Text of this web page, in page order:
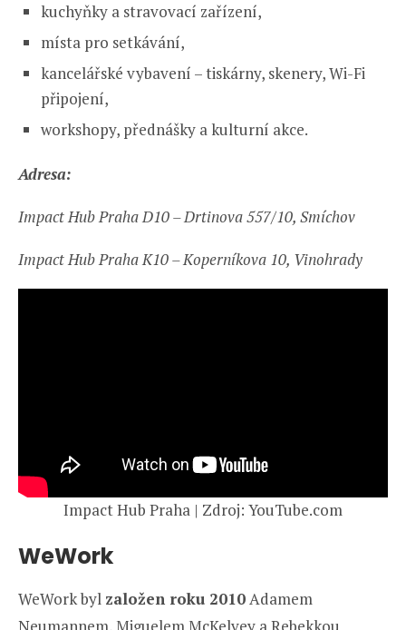
kuchyňky a stravovací zařízení,
místa pro setkávání,
kancelářské vybavení – tiskárny, skenery, Wi-Fi
připojení,
workshopy, přednášky a kulturní akce.
Adresa:
Impact Hub Praha D10 – Drtinova 557/10, Smíchov
Impact Hub Praha K10 – Koperníkova 10, Vinohrady
Impact Hub Praha | Zdroj: YouTube.com
WeWork
WeWork byl založen roku 2010Adamem